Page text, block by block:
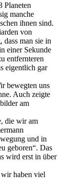
Planeten
manche
ihnen sind.
von
dass man sie in
einer Sekunde
entfernteren
eigentlich gar
bewegten uns
Auch zeigte
am
die wir am
und in
geboren“. Das
wird erst in über
wir haben viel